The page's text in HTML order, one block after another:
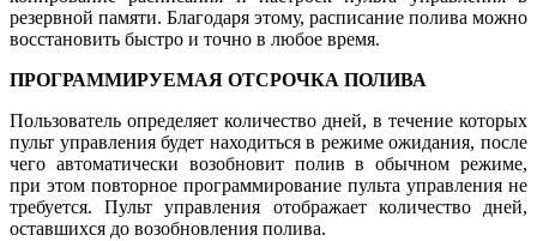
резервной памяти. Благодаря этому, расписание полива можно
восстановить быстро и точно в любое время.
ПРОГРАММИРУЕМАЯ ОТСРОЧКА ПОЛИВА
Пользователь определяет количество дней, в течение которых
пульт управления будет находиться в режиме ожидания, после
чего автоматически возобновит полив в обычном режиме,
при этом повторное программирование пульта управления не
требуется. Пульт управления отображает количество дней,
оставшихся до возобновления полива.